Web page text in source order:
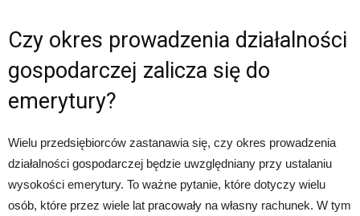
Czy okres prowadzenia działalności
gospodarczej zalicza się do
emerytury?
Wielu przedsiębiorców zastanawia się, czy okres prowadzenia
działalności gospodarczej będzie uwzględniany przy ustalaniu
wysokości emerytury. To ważne pytanie, które dotyczy wielu
osób, które przez wiele lat pracowały na własny rachunek. W tym